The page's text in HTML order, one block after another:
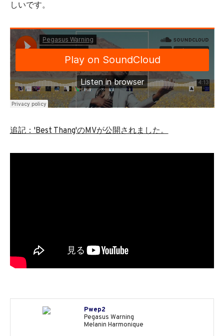
しいです。
追記：'Best Thang'のMVが公開されました。
Pwep2
Pegasus Warning
Melanin Harmonique